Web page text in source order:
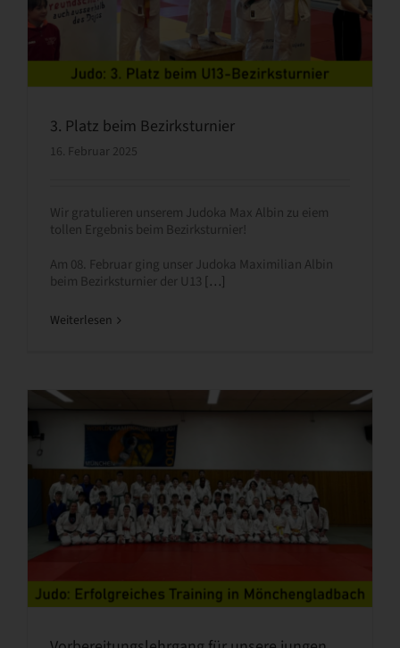
3. Platz beim Bezirksturnier
16. Februar 2025
Wir gratulieren unserem Judoka Max Albin zu eiem
tollen Ergebnis beim Bezirksturnier!
Am 08. Februar ging unser Judoka Maximilian Albin
beim Bezirksturnier der U13 […]
Weiterlesen